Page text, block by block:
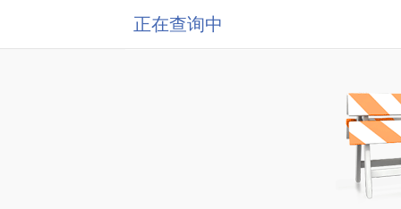
正在查询中